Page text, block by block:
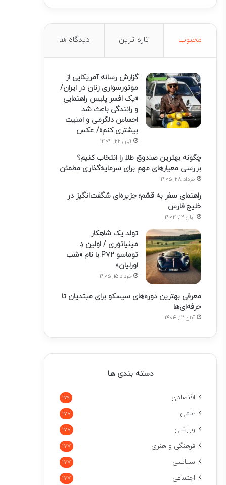
محبوب تازه ترین دیدگاه ها
گزارش رسانه آمریکایی از
موتورسواری زنان در ایران/
«یک افسر پلیس راهنمایی
و رانندگی باعث شد
احساس دلگرمی و امنیت
بیشتری کنم»/ عکس
آبان 22, 1404
چگونه بهترین صندوق طلا را انتخاب کنیم؟
بررسی معیارهای مهم برای سرمایه‌گذاری مطمئن
خرداد 28, 1405
راهنمای سفر به قشم؛ جزیره‌ای شگفت‌انگیز در
خلیج فارس
آبان 12, 1404
تولد یک شاهکار
مینیاتوری / اولین دِ
توماسو P۷۲ با نام «شب
اورلیان»
خرداد 15, 1405
معرفی بهترین دوره‌های سیسکو برای مبتدیان تا
حرفه‌ای‌ها
آبان 12, 1404
دسته بندی ها
اقتصادی 179
علمی 177
ورزشی 177
فرهنگی و هنری 177
سیاسی 177
اجتماعی 177